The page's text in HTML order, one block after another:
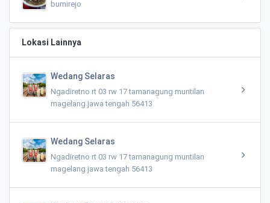
bumirejo
Lokasi Lainnya
Wedang Selaras
Ngadiretno rt 03 rw 17 tamanagung muntilan
magelang jawa tengah 56413
Wedang Selaras
Ngadiretno rt 03 rw 17 tamanagung muntilan
magelang jawa tengah 56413